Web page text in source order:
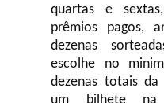
quartas e
prêmios pagos,
dezenas
escolhe no
dezenas totais